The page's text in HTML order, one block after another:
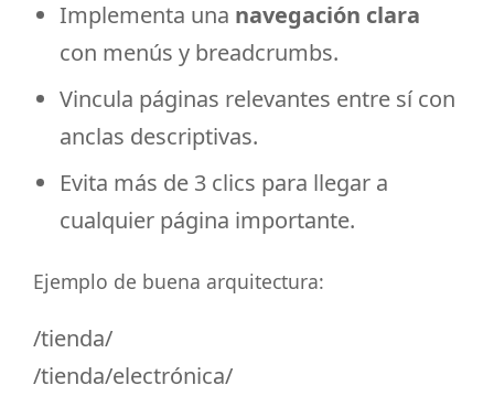
Implementa una navegación clara
con menús y breadcrumbs.
Vincula páginas relevantes entre sí con
anclas descriptivas.
Evita más de 3 clics para llegar a
cualquier página importante.
Ejemplo de buena arquitectura:
/tienda/
/tienda/electrónica/